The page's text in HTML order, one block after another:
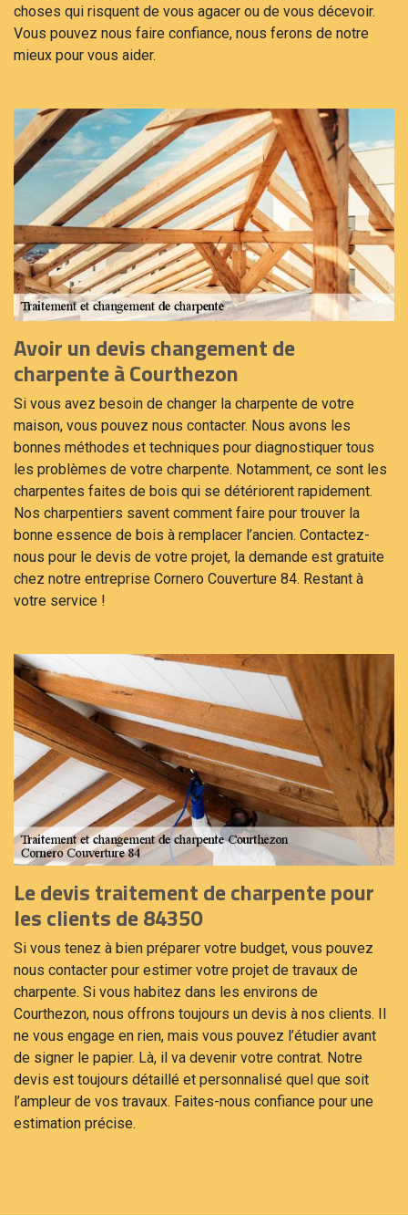
choses qui risquent de vous agacer ou de vous décevoir.
Vous pouvez nous faire confiance, nous ferons de notre
mieux pour vous aider.
Avoir un devis changement de
charpente à Courthezon
Si vous avez besoin de changer la charpente de votre
maison, vous pouvez nous contacter. Nous avons les
bonnes méthodes et techniques pour diagnostiquer tous
les problèmes de votre charpente. Notamment, ce sont les
charpentes faites de bois qui se détériorent rapidement.
Nos charpentiers savent comment faire pour trouver la
bonne essence de bois à remplacer l’ancien. Contactez-
nous pour le devis de votre projet, la demande est gratuite
chez notre entreprise Cornero Couverture 84. Restant à
votre service !
Le devis traitement de charpente pour
les clients de 84350
Si vous tenez à bien préparer votre budget, vous pouvez
nous contacter pour estimer votre projet de travaux de
charpente. Si vous habitez dans les environs de
Courthezon, nous offrons toujours un devis à nos clients. Il
ne vous engage en rien, mais vous pouvez l’étudier avant
de signer le papier. Là, il va devenir votre contrat. Notre
devis est toujours détaillé et personnalisé quel que soit
l’ampleur de vos travaux. Faites-nous confiance pour une
estimation précise.